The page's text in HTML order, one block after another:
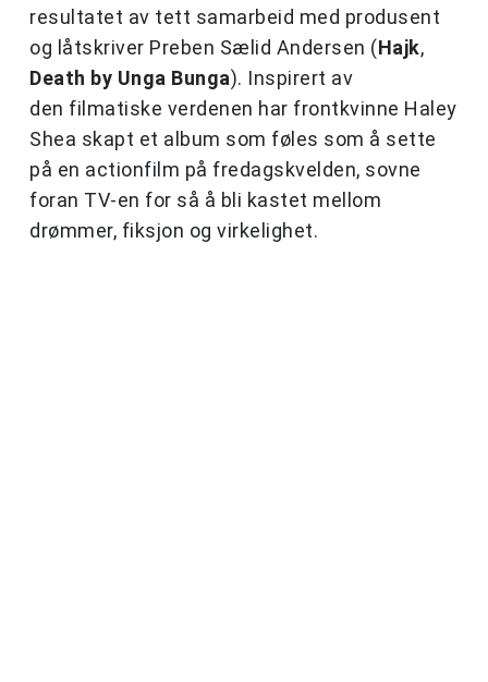
resultatet av tett samarbeid med produsent
og låtskriver Preben Sælid Andersen (Hajk,
Death by Unga Bunga). Inspirert av
den filmatiske verdenen har frontkvinne Haley
Shea skapt et album som føles som å sette
på en actionfilm på fredagskvelden, sovne
foran TV-en for så å bli kastet mellom
drømmer, fiksjon og virkelighet.